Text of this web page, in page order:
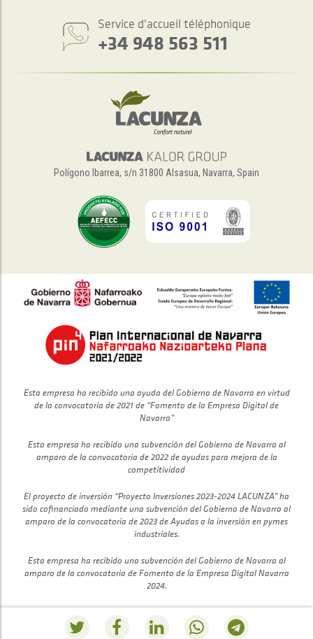
Service d'accueil téléphonique
+34 948 563 511
Polígono Ibarrea, s/n 31800 Alsasua, Navarra, Spain
Esta empresa ha recibido una ayuda del Gobierno de Navarra en virtud
de la convocatoria de 2021 de “Fomento de la Empresa Digital de
Navarra”
Esta empresa ha recibido una subvención del Gobierno de Navarra al
amparo de la convocatoria de 2022 de ayudas para mejora de la
competitividad
El proyecto de inversión “Proyecto Inversiones 2023-2024 LACUNZA” ha
sido cofinanciado mediante una subvención del Gobierno de Navarra al
amparo de la convocatoria de 2023 de Ayudas a la inversión en pymes
industriales.
Esta empresa ha recibido una subvención del Gobierno de Navarra al
amparo de la convocatoria de Fomento de la Empresa Digital Navarra
2024.